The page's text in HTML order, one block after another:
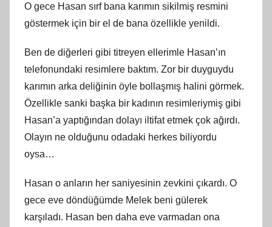
O gece Hasan sırf bana karımın sikilmiş resmini
göstermek için bir el de bana özellikle yenildi.
Ben de diğerleri gibi titreyen ellerimle Hasan’ın
telefonundaki resimlere baktım. Zor bir duyguydu
karımın arka deliğinin öyle bollaşmış halini görmek.
Özellikle sanki başka bir kadının resimleriymiş gibi
Hasan’a yaptığından dolayı iltifat etmek çok ağırdı.
Olayın ne olduğunu odadaki herkes biliyordu
oysa…
Hasan o anların her saniyesinin zevkini çıkardı. O
gece eve döndüğümde Melek beni gülerek
karşıladı. Hasan ben daha eve varmadan ona